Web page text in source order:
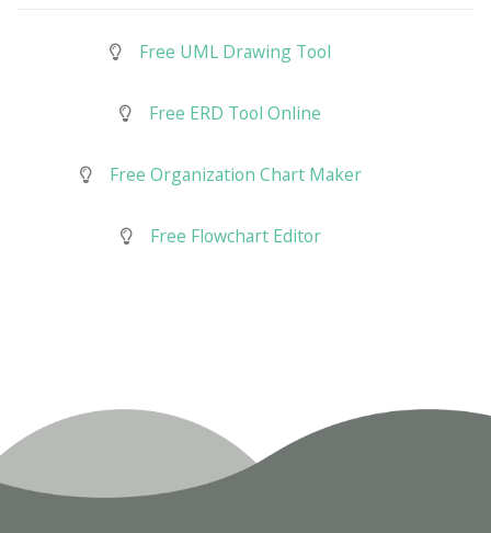
Free UML Drawing Tool
Free ERD Tool Online
Free Organization Chart Maker
Free Flowchart Editor